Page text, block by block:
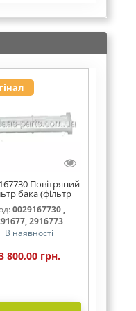
Повітряний
бака (фільтр
AdBlue)
0029167730 ,
2916773
В наявності
800,00 грн.